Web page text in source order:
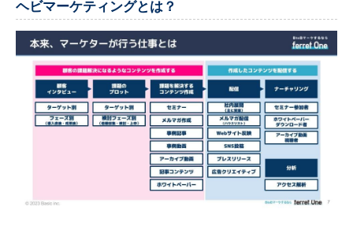
ヘビマーケティングとは？